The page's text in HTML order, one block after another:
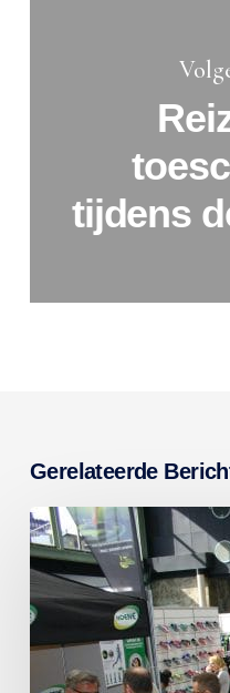
tijdens
Gerelateerde
Terugblik
en
prijswinnaars